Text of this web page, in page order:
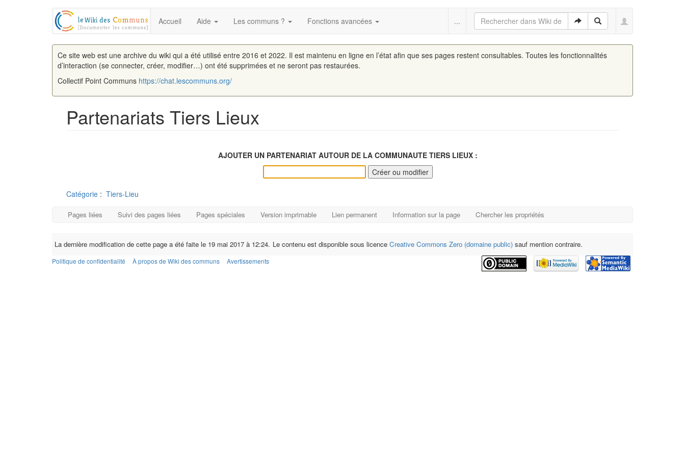
Accueil Aide Les communs ? Fonctions avancées ...
Ce site web est une archive du wiki qui a été utilisé entre 2016 et 2022. Il est maintenu en ligne en l’état afin que ses pages restent consultables. Toutes les fonctionnalités
d’interaction (se connecter, créer, modifier…) ont été supprimées et ne seront pas restaurées.
Collectif Point Communs https://chat.lescommuns.org/
Partenariats Tiers Lieux
AJOUTER UN PARTENARIAT AUTOUR DE LA COMMUNAUTE TIERS LIEUX :
Catégorie : Tiers-Lieu
Pages liées Suivi des pages liées Pages spéciales Version imprimable Lien permanent Information sur la page Chercher les propriétés
La dernière modification de cette page a été faite le 19 mai 2017 à 12:24. Le contenu est disponible sous licence Creative Commons Zero (domaine public) sauf mention contraire.
Politique de confidentialité À propos de Wiki des communs Avertissements